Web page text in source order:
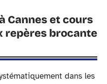
Cannes et cours
repères brocante
dans les